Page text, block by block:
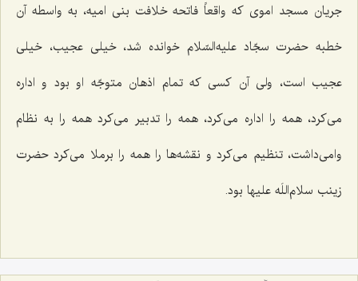
جریان مسجد اموی که واقعاً فاتحه خلافت بنی امیه، به واسطه آن
خطبه حضرت سجّاد علیه‌السّلام خوانده شد، خیلی عجیب، خیلی
عجیب است، ولی آن کسی که تمام اذهان متوجّه او بود و اداره
می‌کرد، همه را اداره می‌کرد، همه را تدبیر می‌کرد همه را به نظام
وامی‌داشت، تنظیم می‌کرد و نقشه‌ها را همه را برملا می‌کرد حضرت
زینب سلام‌اللَه علیها بود.